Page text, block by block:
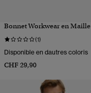
Bonnet Workwear en Maille
(1)
Disponible en dautres coloris
CHF 29,90